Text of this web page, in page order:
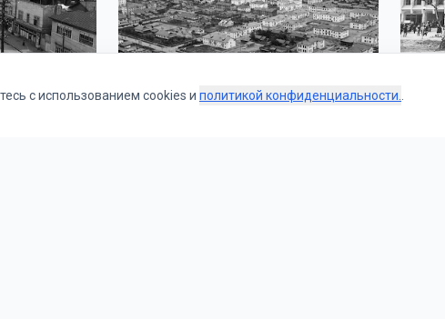
с использованием cookies и политикой конфиденциальности.